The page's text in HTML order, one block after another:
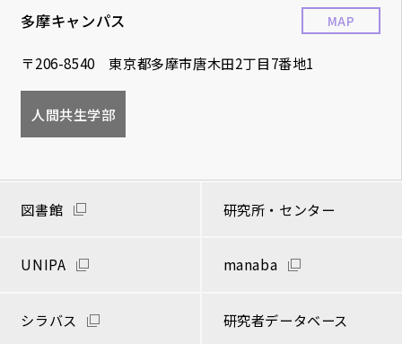
多摩キャンパス
〒206-8540 東京都多摩市唐木田2丁目7番地1
MAP
人間共生学部
図書館 研究所・センター
UNIPA manaba
シラバス 研究者データベース